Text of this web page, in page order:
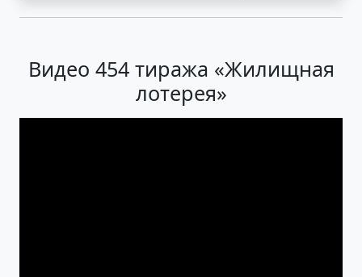
Видео 454 тиража «Жилищная
лотерея»